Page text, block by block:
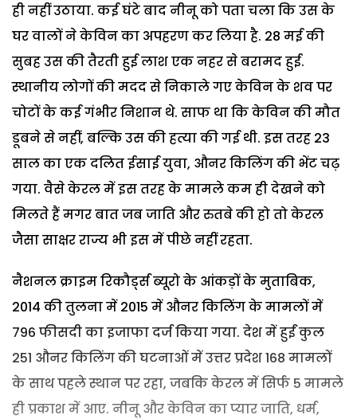
ही नहीं उठाया. कई घंटे बाद नीनू को पता चला कि उस के
घर वालों ने केविन का अपहरण कर लिया है. 28 मई की
सुबह उस की तैरती हुई लाश एक नहर से बरामद हुई.
स्थानीय लोगों की मदद से निकाले गए केविन के शव पर
चोटों के कई गंभीर निशान थे. साफ था कि केविन की मौत
डूबने से नहीं, बल्कि उस की हत्या की गई थी. इस तरह 23
साल का एक दलित ईसाई युवा, औनर किलिंग की भेंट चढ़
गया. वैसे केरल में इस तरह के मामले कम ही देखने को
मिलते हैं मगर बात जब जाति और रुतबे की हो तो केरल
जैसा साक्षर राज्य भी इस में पीछे नहीं रहता.
नैशनल क्राइम रिकौर्ड्स ब्यूरो के आंकड़ों के मुताबिक,
2014 की तुलना में 2015 में औनर किलिंग के मामलों में
796 फीसदी का इजाफा दर्ज किया गया. देश में हुईं कुल
251 औनर किलिंग की घटनाओं में उत्तर प्रदेश 168 मामलों
के साथ पहले स्थान पर रहा, जबकि केरल में सिर्फ 5 मामले
ही प्रकाश में आए. नीनू और केविन का प्यार जाति, धर्म,